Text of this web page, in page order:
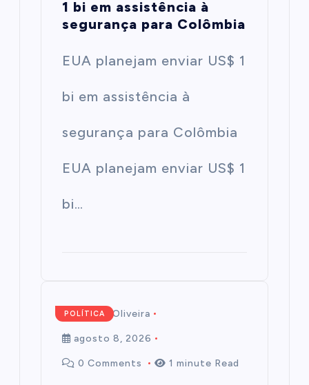
1 bi em assistência à
segurança para Colômbia
EUA planejam enviar US$ 1
bi em assistência à
segurança para Colômbia
EUA planejam enviar US$ 1
bi…
POLÍTICA
Mairim de Oliveira
agosto 8, 2026
0 Comments 1 minute Read